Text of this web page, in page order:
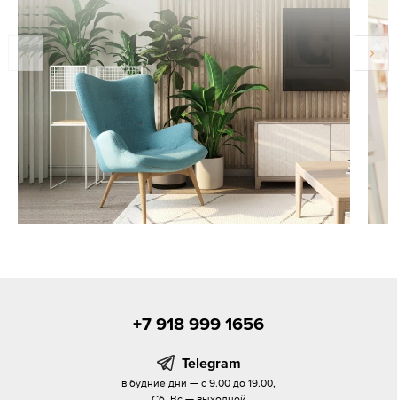
+7 918 999 1656
Telegram
в будние дни — с 9.00 до 19.00,